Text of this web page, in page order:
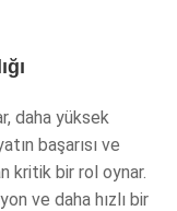
daha yüksek
başarısı ve
kritik bir rol oynar.
ve daha hızlı bir